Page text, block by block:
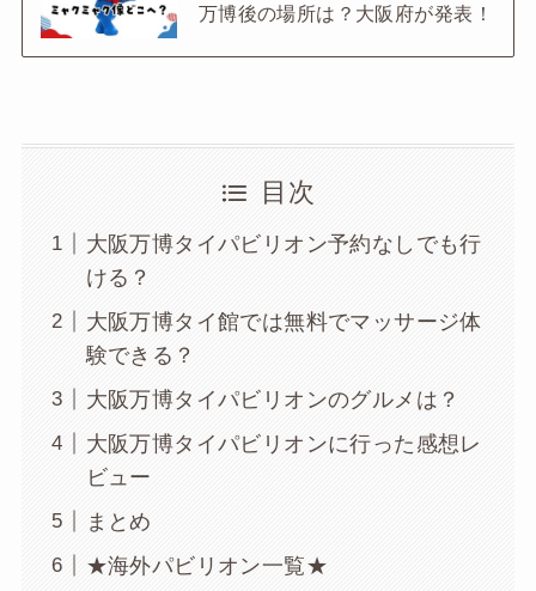
万博後の場所は？大阪府が発表！
目次
大阪万博タイパビリオン予約なしでも行
ける？
大阪万博タイ館では無料でマッサージ体
験できる？
大阪万博タイパビリオンのグルメは？
大阪万博タイパビリオンに行った感想レ
ビュー
まとめ
★海外パビリオン一覧★